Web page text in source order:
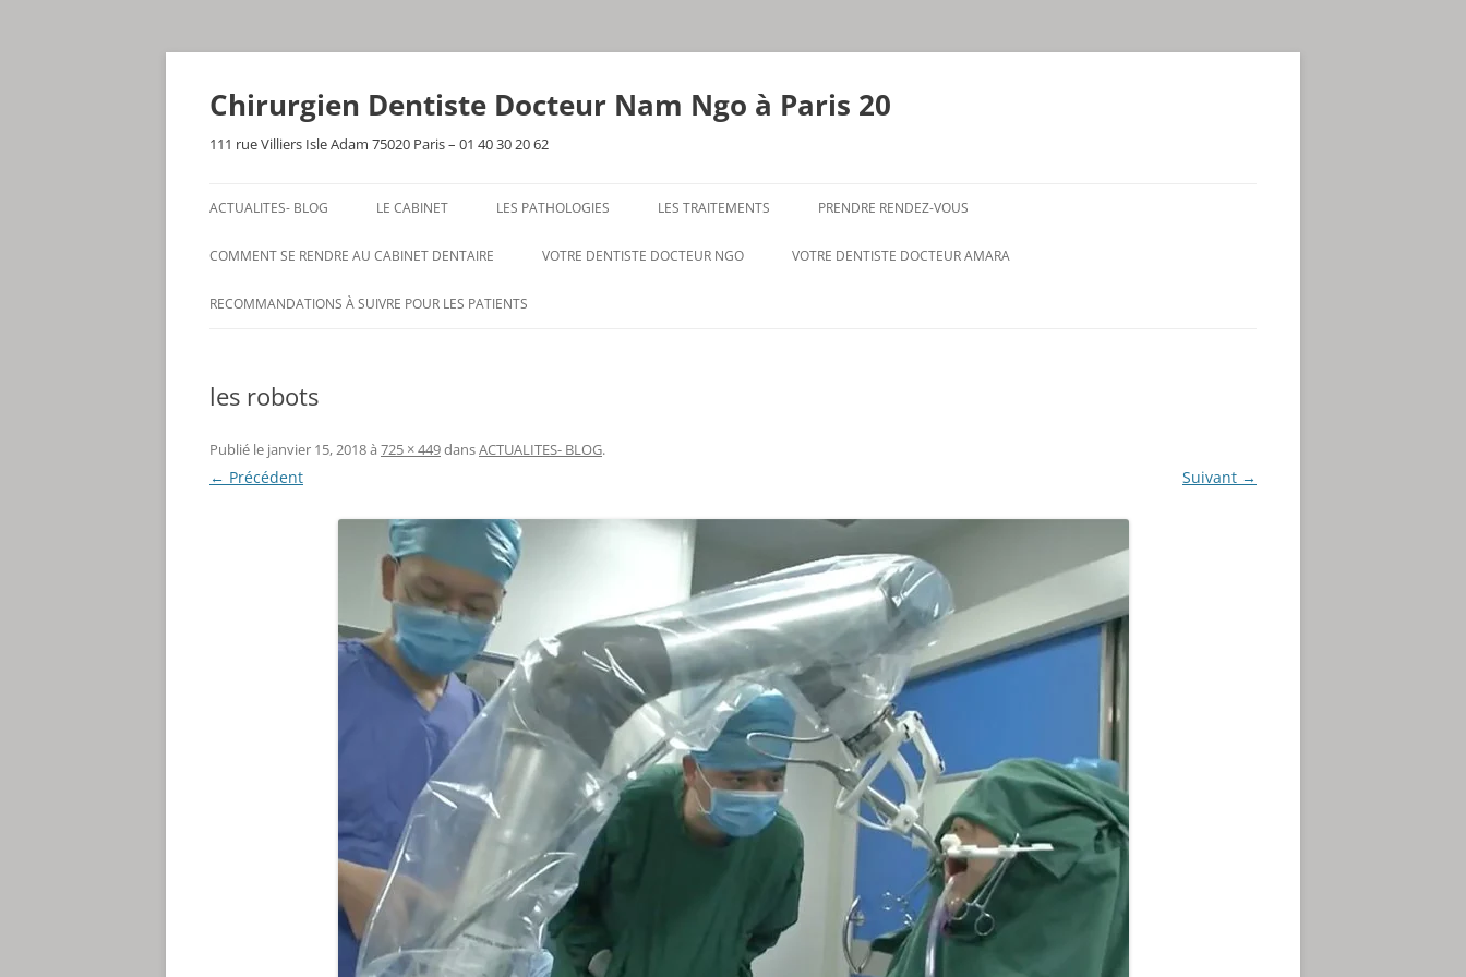
Aller
contenu
Chirurgien Dentiste Docteur Nam Ngo à Paris 20
111 rue Villiers Isle Adam 75020 Paris – 01 40 30 20 62
ACTUALITES- BLOG LE CABINET LES PATHOLOGIES LES TRAITEMENTS PRENDRE RENDEZ-VOUS
COMMENT SE RENDRE AU CABINET DENTAIRE VOTRE DENTISTE DOCTEUR NGO VOTRE DENTISTE DOCTEUR AMARA
RECOMMANDATIONS À SUIVRE POUR LES PATIENTS
les robots
Publié le janvier 15, 2018à 725 × 449dansACTUALITES- BLOG.
← Précédent Suivant →